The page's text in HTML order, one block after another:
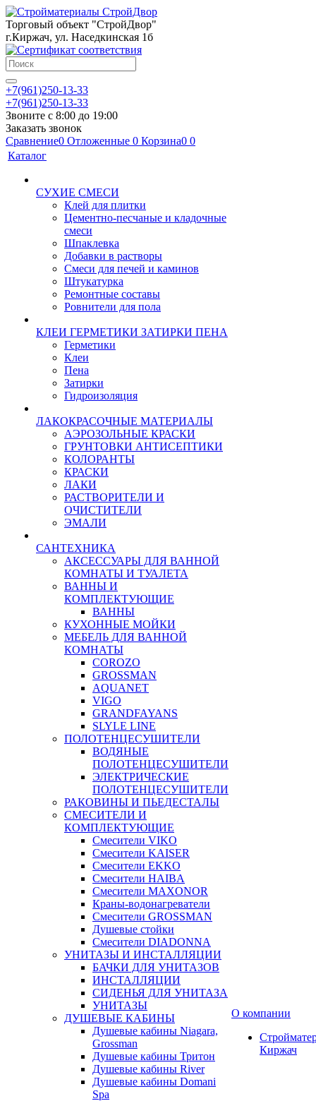
Торговый объект "СтройДвор"
г.Киржач, ул. Наседкинская 1б
+7(961)250-13-33
+7(961)250-13-33
Звоните с 8:00 до 19:00
Заказать звонок
Сравнение0 Отложенные 0 Корзина0 0
Каталог
СУХИЕ СМЕСИ
Клей для плитки
Цементно-песчаные и кладочные
смеси
Шпаклевка
Добавки в растворы
Смеси для печей и каминов
Штукатурка
Ремонтные составы
Ровнители для пола
КЛЕИ ГЕРМЕТИКИ ЗАТИРКИ ПЕНА
Герметики
Клеи
Пена
Затирки
Гидроизоляция
ЛАКОКРАСОЧНЫЕ МАТЕРИАЛЫ
АЭРОЗОЛЬНЫЕ КРАСКИ
ГРУНТОВКИ АНТИСЕПТИКИ
КОЛОРАНТЫ
КРАСКИ
ЛАКИ
РАСТВОРИТЕЛИ И
ОЧИСТИТЕЛИ
ЭМАЛИ
САНТЕХНИКА
АКСЕССУАРЫ ДЛЯ ВАННОЙ
КОМНАТЫ И ТУАЛЕТА
ВАННЫ И
КОМПЛЕКТУЮЩИЕ
ВАННЫ
КУХОННЫЕ МОЙКИ
МЕБЕЛЬ ДЛЯ ВАННОЙ
КОМНАТЫ
COROZO
GROSSMAN
AQUANET
VIGO
GRANDFAYANS
SLYLE LINE
ПОЛОТЕНЦЕСУШИТЕЛИ
ВОДЯНЫЕ
ПОЛОТЕНЦЕСУШИТЕЛИ
ЭЛЕКТРИЧЕСКИЕ
ПОЛОТЕНЦЕСУШИТЕЛИ
РАКОВИНЫ И ПЬЕДЕСТАЛЫ
СМЕСИТЕЛИ И
КОМПЛЕКТУЮЩИЕ
Смесители VIKO
Смесители KAISER
Смесители EKKO
Смесители HAIBA
Смесители MAXONOR
Краны-водонагреватели
Смесители GROSSMAN
Душевые стойки
Смесители DIADONNA
УНИТАЗЫ И ИНСТАЛЛЯЦИИ
БАЧКИ ДЛЯ УНИТАЗОВ
ИНСТАЛЛЯЦИИ
СИДЕНЬЯ ДЛЯ УНИТАЗА
УНИТАЗЫ
ДУШЕВЫЕ КАБИНЫ
Душевые кабины Niagara,
Grossman
Душевые кабины Тритон
Душевые кабины River
Душевые кабины Domani
Spa
О компании
Киржач